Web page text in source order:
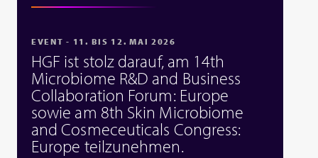
EVENT - 11. BIS 12. MAI 2026
HGF ist stolz darauf, am 14th
Microbiome R&D and Business
Collaboration Forum: Europe
sowie am 8th Skin Microbiome
and Cosmeceuticals Congress:
Europe teilzunehmen.